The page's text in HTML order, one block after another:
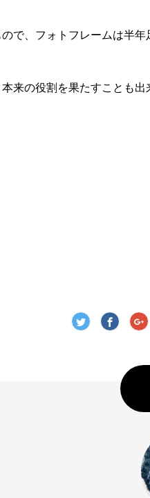
で、フォトフレームは半
来の役割を果たすことも